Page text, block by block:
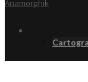
Anamorphik